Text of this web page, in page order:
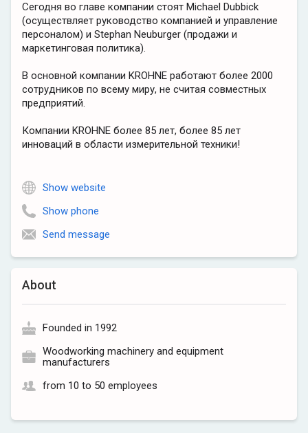
About
Founded in 1992
Woodworking machinery and equipment
manufacturers
from 10 to 50 employees
Сегодня во главе компaнии стоят Michael Dubbick
(осуществляет руководство компанией и управление
персоналом) и Stephan Neuburger (продажи и
маркетинговая политика).
В основной компании KROHNE работают более 2000
сотрудников по всему миру, не считая совместных
предприятий.
Компании KROHNE более 85 лет, более 85 лет
инноваций в области измерительной техники!
Show website
Show phone
Send message